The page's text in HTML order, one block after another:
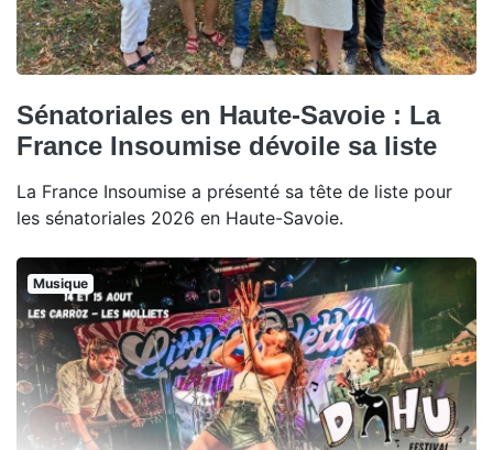
Sénatoriales en Haute-Savoie : La
France Insoumise dévoile sa liste
La France Insoumise a présenté sa tête de liste pour
les sénatoriales 2026 en Haute-Savoie.
Musique